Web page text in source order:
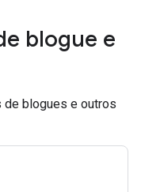
blogue e
de blogues e outros